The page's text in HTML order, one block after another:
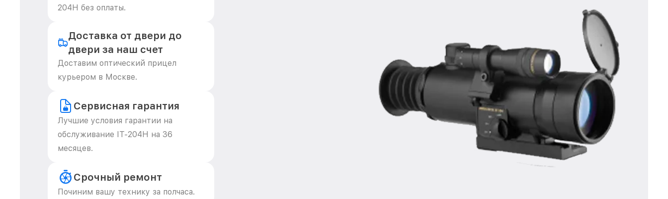
204H без оплаты.
Доставка от двери до
двери за наш счет
Доставим оптический прицел
курьером в Москве.
Сервисная гарантия
Лучшие условия гарантии на
обслуживание IT-204H на 36
месяцев.
Срочный ремонт
Починим вашу технику за полчаса.